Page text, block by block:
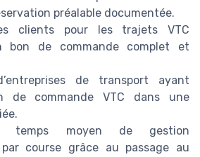
préalable documentée.
clients pour les trajets VTC
bon de commande complet et
de transport ayant
de commande VTC dans une
temps moyen de gestion
course grâce au passage au